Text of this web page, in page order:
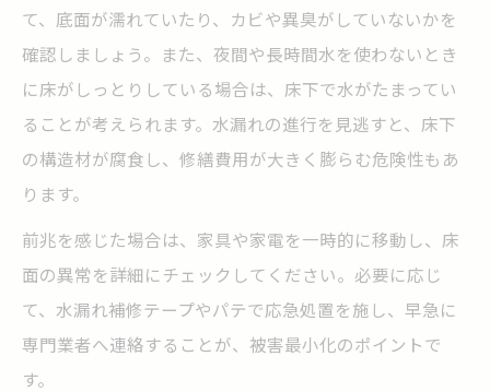
て、底面が濡れていたり、カビや異臭がしていないかを
確認しましょう。また、夜間や長時間水を使わないとき
に床がしっとりしている場合は、床下で水がたまってい
ることが考えられます。水漏れの進行を見逃すと、床下
の構造材が腐食し、修繕費用が大きく膨らむ危険性もあ
ります。
前兆を感じた場合は、家具や家電を一時的に移動し、床
面の異常を詳細にチェックしてください。必要に応じ
て、水漏れ補修テープやパテで応急処置を施し、早急に
専門業者へ連絡することが、被害最小化のポイントで
す。